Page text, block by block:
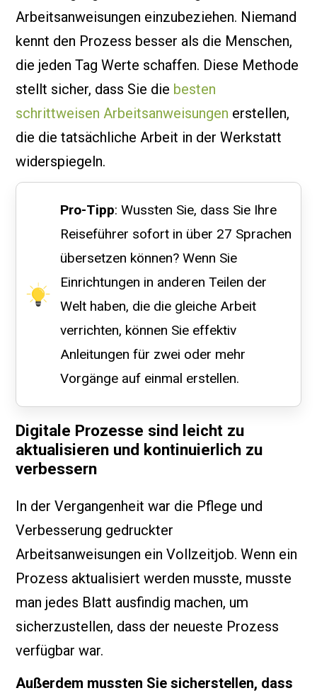
Arbeitsanweisungen einzubeziehen. Niemand
kennt den Prozess besser als die Menschen,
die jeden Tag Werte schaffen. Diese Methode
stellt sicher, dass Sie die besten
schrittweisen Arbeitsanweisungen erstellen,
die die tatsächliche Arbeit in der Werkstatt
widerspiegeln.
Pro-Tipp: Wussten Sie, dass Sie Ihre
Reiseführer sofort in über 27 Sprachen
übersetzen können? Wenn Sie
Einrichtungen in anderen Teilen der
Welt haben, die die gleiche Arbeit
verrichten, können Sie effektiv
Anleitungen für zwei oder mehr
Vorgänge auf einmal erstellen.
Digitale Prozesse sind leicht zu
aktualisieren und kontinuierlich zu
verbessern
In der Vergangenheit war die Pflege und
Verbesserung gedruckter
Arbeitsanweisungen ein Vollzeitjob. Wenn ein
Prozess aktualisiert werden musste, musste
man jedes Blatt ausfindig machen, um
sicherzustellen, dass der neueste Prozess
verfügbar war.
Außerdem mussten Sie sicherstellen, dass